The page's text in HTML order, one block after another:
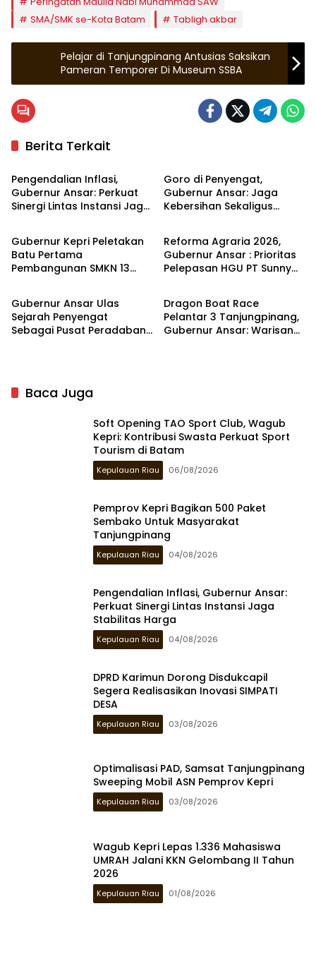
SMA/SMK se-Kota Batam
Tabligh akbar
Pelajar di Tanjungpinang Antusias Saksikan
Pameran Temporer Di Museum SSBA
Berita Terkait
Kepulauan Riau
Pengendalian Inflasi,
Gubernur Ansar: Perkuat
Sinergi Lintas Instansi Jaga
Goro di Penyengat,
Gubernur Ansar: Jaga
Kebersihan Sekaligus
Kepulauan Riau
Gubernur Kepri Peletakan
Batu Pertama
Pembangunan SMKN 13
Kepulauan Riau
Reforma Agraria 2026,
Gubernur Ansar : Prioritas
Pelepasan HGU PT Sunny
Kepulauan Riau
Gubernur Ansar Ulas
Sejarah Penyengat
Sebagai Pusat Peradaban
Kepulauan Riau
Dragon Boat Race
Pelantar 3 Tanjungpinang,
Gubernur Ansar: Warisan
Baca Juga
Soft Opening TAO Sport Club, Wagub
Kepri: Kontribusi Swasta Perkuat Sport
Tourism di Batam
Kepulauan Riau 06/08/2026
Pemprov Kepri Bagikan 500 Paket
Sembako Untuk Masyarakat
Tanjungpinang
Kepulauan Riau 04/08/2026
Pengendalian Inflasi, Gubernur Ansar:
Perkuat Sinergi Lintas Instansi Jaga
Stabilitas Harga
Kepulauan Riau 04/08/2026
DPRD Karimun Dorong Disdukcapil
Segera Realisasikan Inovasi SIMPATI
DESA
Kepulauan Riau 03/08/2026
Optimalisasi PAD, Samsat Tanjungpinang
Sweeping Mobil ASN Pemprov Kepri
Kepulauan Riau 03/08/2026
Wagub Kepri Lepas 1.336 Mahasiswa
UMRAH Jalani KKN Gelombang II Tahun
2026
Kepulauan Riau 01/08/2026